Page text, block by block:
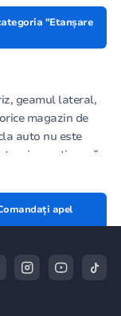
"Etanșare
geamul lateral,
magazin de
auto nu este
ci amortizează
ermetic
sticlei autode la
apel